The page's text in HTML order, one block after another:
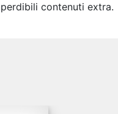
contenuti extra.